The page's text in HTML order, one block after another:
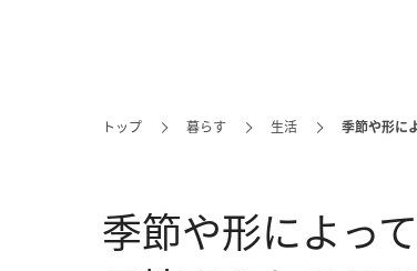
トップ 暮らす 生活 季節や形に
季節や形によっ